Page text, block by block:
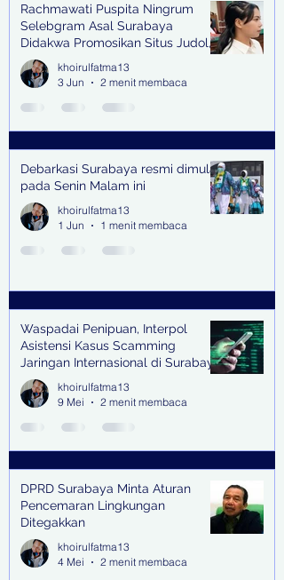
Rachmawati Puspita Ningrum
Selebgram Asal Surabaya
Didakwa Promosikan Situs Judol,
Raup Rp2 Juta dari Tiga Kali
Endorse
khoirulfatma13
3 Jun
2 menit membaca
Debarkasi Surabaya resmi dimulai
pada Senin Malam ini
khoirulfatma13
1 Jun
1 menit membaca
Waspadai Penipuan, Interpol
Asistensi Kasus Scamming
Jaringan Internasional di Surabaya
khoirulfatma13
9 Mei
2 menit membaca
DPRD Surabaya Minta Aturan
Pencemaran Lingkungan
Ditegakkan
khoirulfatma13
4 Mei
2 menit membaca